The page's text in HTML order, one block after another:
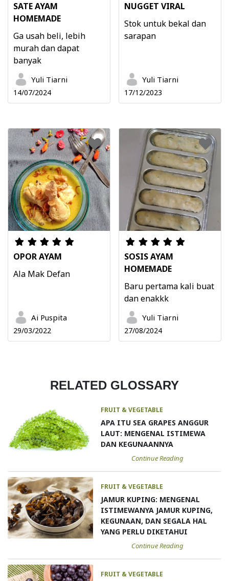
SATE AYAM
HOMEMADE
Ga usah beli, lebih
murah dan dapat
banyak
Yuli Tiarni
14/07/2024
NUGGET VIRAL
Stok untuk bekal dan
sarapan
Yuli Tiarni
17/12/2023
OPOR AYAM
Ala Mak Defan
Ai Puspita
29/03/2022
SOSIS AYAM
HOMEMADE
Baru pertama kali buat
dan enakkk
Yuli Tiarni
27/08/2024
RELATED GLOSSARY
FRUIT & VEGETABLE
APA ITU SEA GRAPES ANGGUR
LAUT: MENGENAL ISTIMEWA
DAN KEGUNAANNYA
Continue Reading
FRUIT & VEGETABLE
JAMUR KUPING: MENGENAL
ISTIMEWANYA JAMUR KUPING,
KEGUNAAN, DAN SEGALA HAL
YANG PERLU DIKETAHUI
Continue Reading
FRUIT & VEGETABLE